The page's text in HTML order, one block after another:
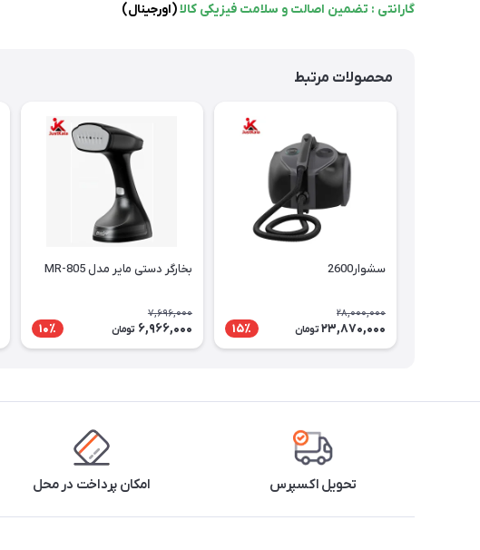
گارانتی : تضمین اصالت و سلامت فیزیکی کالا(اورجینال)
محصولات مرتبط
سشوار2600
28,000,000
23,870,000 تومان 15٪
بخارگر دستی مایر مدل MR-805
7,696,000
6,966,000 تومان 10٪
تحویل اکسپرس امکان پرداخت در محل